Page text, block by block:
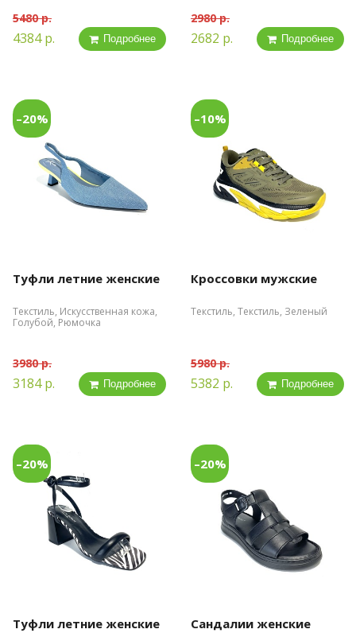
5480 р.
4384 р. Подробнее
2980 р.
2682 р. Подробнее
–20%
Туфли летние женские
Текстиль, Искусственная кожа,
Голубой, Рюмочка
3980 р.
3184 р. Подробнее
–10%
Кроссовки мужские
Текстиль, Текстиль, Зеленый
5980 р.
5382 р. Подробнее
–20%
Туфли летние женские
–20%
Сандалии женские